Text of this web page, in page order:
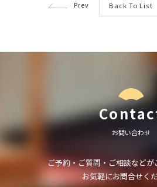
Prev Back To List
お問い合わせ
ご予約・ご質問・ご相談などが
お気軽にお問合せくだ